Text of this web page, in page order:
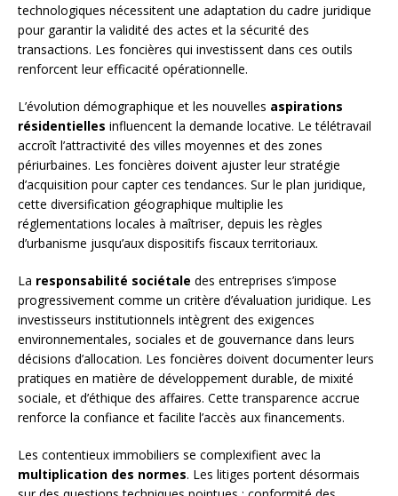
technologiques nécessitent une adaptation du cadre juridique
pour garantir la validité des actes et la sécurité des
transactions. Les foncières qui investissent dans ces outils
renforcent leur efficacité opérationnelle.
L’évolution démographique et les nouvelles aspirations
résidentielles influencent la demande locative. Le télétravail
accroît l’attractivité des villes moyennes et des zones
périurbaines. Les foncières doivent ajuster leur stratégie
d’acquisition pour capter ces tendances. Sur le plan juridique,
cette diversification géographique multiplie les
réglementations locales à maîtriser, depuis les règles
d’urbanisme jusqu’aux dispositifs fiscaux territoriaux.
La responsabilité sociétale des entreprises s’impose
progressivement comme un critère d’évaluation juridique. Les
investisseurs institutionnels intègrent des exigences
environnementales, sociales et de gouvernance dans leurs
décisions d’allocation. Les foncières doivent documenter leurs
pratiques en matière de développement durable, de mixité
sociale, et d’éthique des affaires. Cette transparence accrue
renforce la confiance et facilite l’accès aux financements.
Les contentieux immobiliers se complexifient avec la
multiplication des normes. Les litiges portent désormais